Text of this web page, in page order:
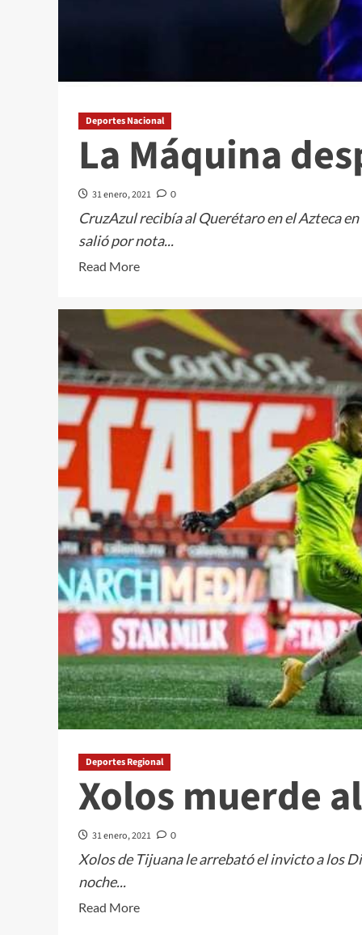
Deportes Nacional
La Máquina
31 enero, 2021 0
CruzAzul recibía al Querétaro en el Azteca
salió por nota...
Read MoreRead
about
La
Máquina
desploma
a
los
Gallos
Deportes Regional
Xolos muerde
31 enero, 2021 0
Xolos de Tijuana le arrebató el invicto a los
noche...
Read MoreRead